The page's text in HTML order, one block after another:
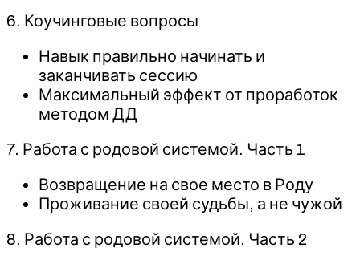
6. Коучинговые вопросы
Навык правильно начинать и
заканчивать сессию
Максимальный эффект от проработок
методом ДД
7. Работа с родовой системой. Часть 1
Возвращение на свое место в Роду
Проживание своей судьбы, а не чужой
8. Работа с родовой системой. Часть 2